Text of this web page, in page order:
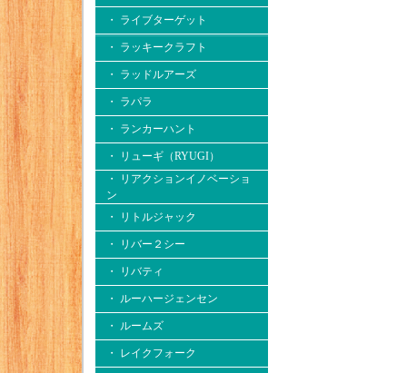
・ ライブターゲット
・ ラッキークラフト
・ ラッドルアーズ
・ ラパラ
・ ランカーハント
・ リューギ（RYUGI）
・ リアクションイノベーショ
ン
・ リトルジャック
・ リバー２シー
・ リバティ
・ ルーハージェンセン
・ ルームズ
・ レイクフォーク